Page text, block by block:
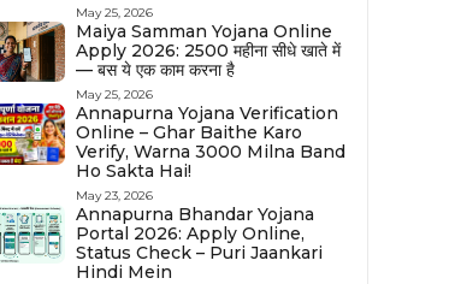
May 25, 2026
Maiya Samman Yojana Online
Apply 2026: ₹2500 महीना सीधे खाते में
— बस ये एक काम करना है
May 25, 2026
Annapurna Yojana Verification
Online – Ghar Baithe Karo
Verify, Warna ₹3000 Milna Band
Ho Sakta Hai!
May 23, 2026
Annapurna Bhandar Yojana
Portal 2026: Apply Online,
Status Check – Puri Jaankari
Hindi Mein